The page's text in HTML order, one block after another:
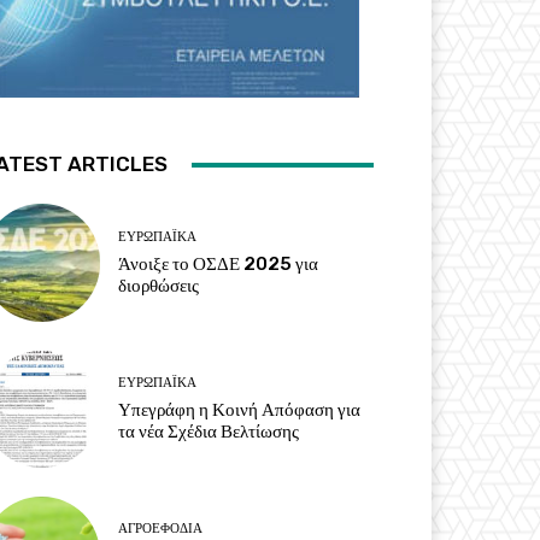
ARTICLES
ΕΥΡΩΠΑΪΚΆ
Άνοιξε το ΟΣΔΕ 2025 για
διορθώσεις
ΕΥΡΩΠΑΪΚΆ
Υπεγράφη η Κοινή Απόφαση για
τα νέα Σχέδια Βελτίωσης
ΑΓΡΟΕΦΌΔΙΑ